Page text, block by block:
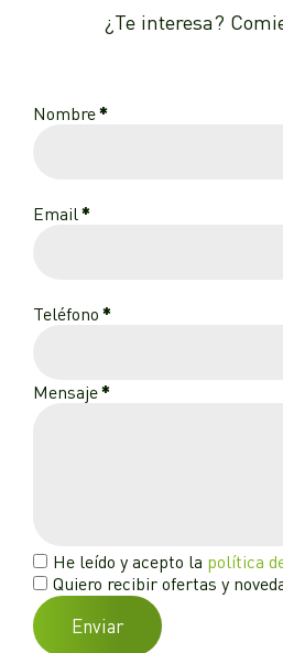
¿Te interesa?
Nombre*
Email *
Teléfono *
Mensaje*
He leído y acepto la política
Quiero recibir ofertas y
Enviar